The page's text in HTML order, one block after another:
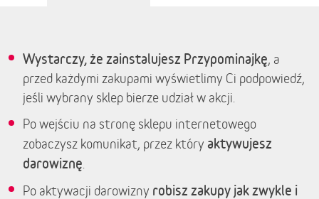
Wystarczy, że zainstalujesz Przypominajkę, a
przed każdymi zakupami wyświetlimy Ci podpowiedź,
jeśli wybrany sklep bierze udział w akcji.
Po wejściu na stronę sklepu internetowego
zobaczysz komunikat, przez który aktywujesz
darowiznę
Po aktywacji darowizny robisz zakupy jak zwykle i